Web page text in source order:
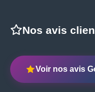
Nos avis
Voir nos avis